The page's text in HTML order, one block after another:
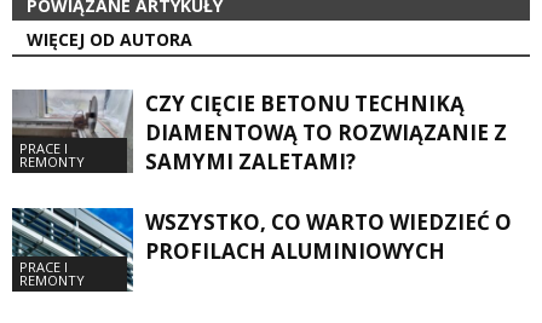
POWIĄZANE ARTYKUŁY
WIĘCEJ OD AUTORA
PRACE I
REMONTY
CZY CIĘCIE BETONU TECHNIKĄ
DIAMENTOWĄ TO ROZWIĄZANIE Z
SAMYMI ZALETAMI?
PRACE I
REMONTY
WSZYSTKO, CO WARTO WIEDZIEĆ O
PROFILACH ALUMINIOWYCH